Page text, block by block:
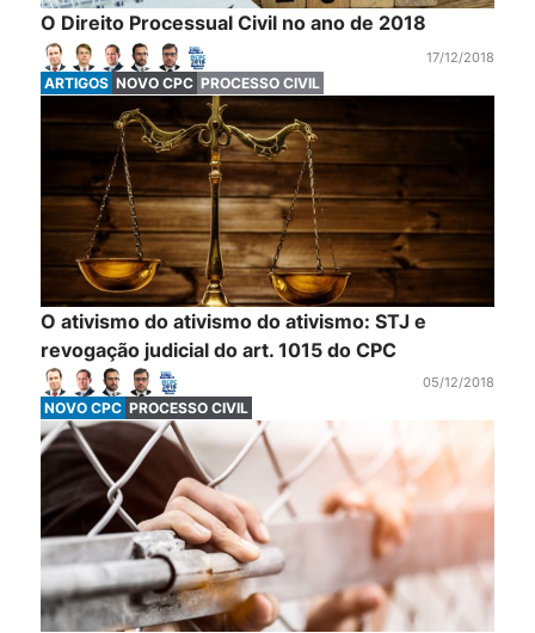
O Direito Processual Civil no ano de 2018
17/12/2018
ARTIGOS NOVO CPC PROCESSO CIVIL
O ativismo do ativismo do ativismo: STJ e
revogação judicial do art. 1015 do CPC
05/12/2018
NOVO CPC PROCESSO CIVIL